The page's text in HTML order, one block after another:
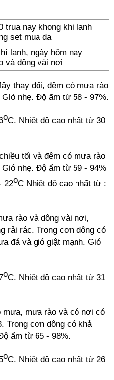
lạnh, ngày hôm nay
và dông vài nơi
thay đổi, đêm có mưa rào
nhẹ. Độ ẩm từ 58 - 97%.
oC. Nhiệt độ cao nhất từ 30
tối và đêm có mưa rào
nhẹ. Độ ẩm từ 59 - 94%
22oC Nhiệt độ cao nhất từ :
rào và dông vài nơi,
rải rác. Trong cơn dông có
đá và gió giật mạnh. Gió
oC. Nhiệt độ cao nhất từ 31
mưa, mưa rào và có nơi có
Trong cơn dông có khả
ẩm từ 65 - 98%.
oC. Nhiệt độ cao nhất từ 26